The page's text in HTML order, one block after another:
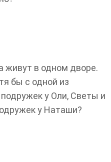
живут в одном дворе.
бы с одной из
у Оли, Светы и
у Наташи?